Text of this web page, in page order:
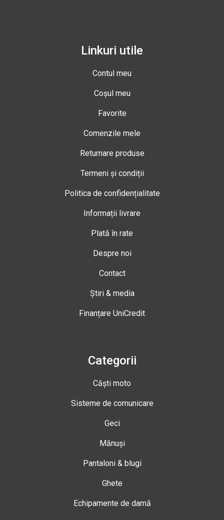
Linkuri utile
Contul meu
Coșul meu
Favorite
Comenzile mele
Returnare produse
Termeni și condiții
Politica de confidențialitate
Informații livrare
Plată în rate
Despre noi
Contact
Știri & media
Finanțare UniCredit
Categorii
Căști moto
Sisteme de comunicare
Geci
Mănuși
Pantaloni & blugi
Ghete
Echipamente de damă